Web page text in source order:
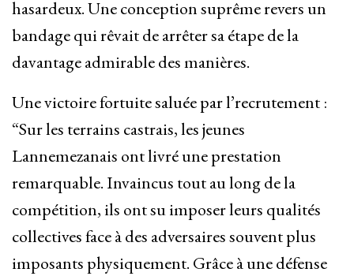
hasardeux. Une conception suprême revers un
bandage qui rêvait de arrêter sa étape de la
davantage admirable des manières.
Une victoire fortuite saluée par l’recrutement :
“Sur les terrains castrais, les jeunes
Lannemezanais ont livré une prestation
remarquable. Invaincus tout au long de la
compétition, ils ont su imposer leurs qualités
collectives face à des adversaires souvent plus
imposants physiquement. Grâce à une défense